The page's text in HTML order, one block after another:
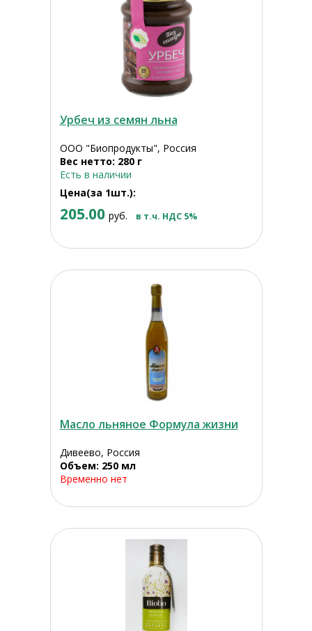
Урбеч из семян льна
ООО "Биопродукты", Россия
Вес нетто: 280 г
Есть в наличии
Цена(за 1шт.):
205.00 руб. в т.ч. НДС 5%
Масло льняное Формула жизни
Дивеево, Россия
Объем: 250 мл
Временно нет